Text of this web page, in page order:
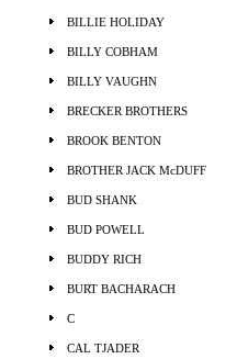
BILLIE HOLIDAY
BILLY COBHAM
BILLY VAUGHN
BRECKER BROTHERS
BROOK BENTON
BROTHER JACK McDUFF
BUD SHANK
BUD POWELL
BUDDY RICH
BURT BACHARACH
C
CAL TJADER